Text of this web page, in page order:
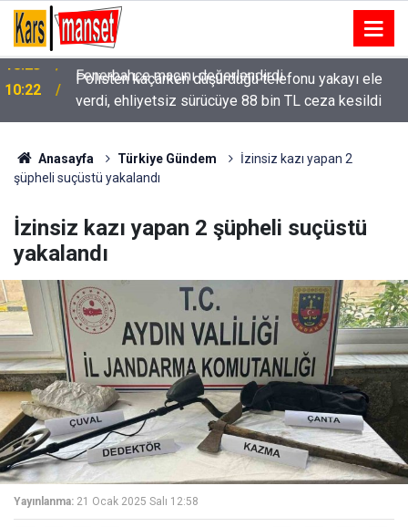
10:22
Polisten kaçarken düşürdüğü telefonu yakayı ele
verdi, ehliyetsiz sürücüye 88 bin TL ceza kesildi
Anasayfa Türkiye Gündem
İzinsiz kazı yapan 2
şüpheli suçüstü yakalandı
İzinsiz kazı yapan 2 şüpheli suçüstü
yakalandı
Yayınlanma: 21 Ocak 2025 Salı 12:58